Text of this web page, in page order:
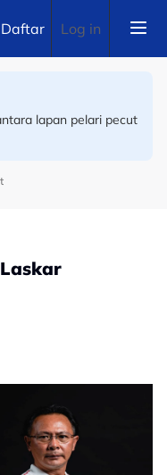
Daftar Log in
lapan pelari pecut
Tee Kai Wun atasi